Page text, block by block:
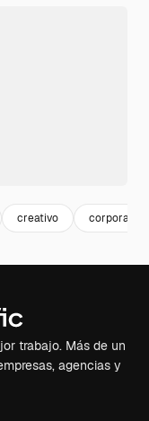
creativo corporativo
trabajo. Más de un
agencias y